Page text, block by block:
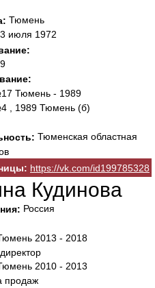
Тюмень
3 июля 1972
Тюмень - 1989
, 1989 Тюмень (б)
Тюменская областная
https://vk.com/id199785328
Кудинова
Россия
2013 - 2018
2010 - 2013
продаж